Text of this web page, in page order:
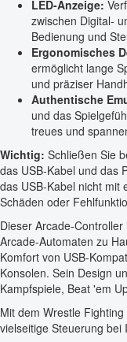
LED-Anzeige:
zwischen Digital-
Bedienung und
Ergonomisches
ermöglicht lange
und präziser
Authentische
und das
treues und
Wichtig: Schließen Sie
das USB-Kabel und das
das USB-Kabel nicht mit
Schäden oder
Dieser Arcade-
Arcade-Automaten zu
Komfort von USB-
Konsolen. Sein Design
Kampfspiele, Beat 'em
Mit dem Wrestle
vielseitige Steuerung bei